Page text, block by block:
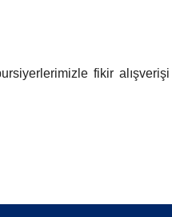
fikir